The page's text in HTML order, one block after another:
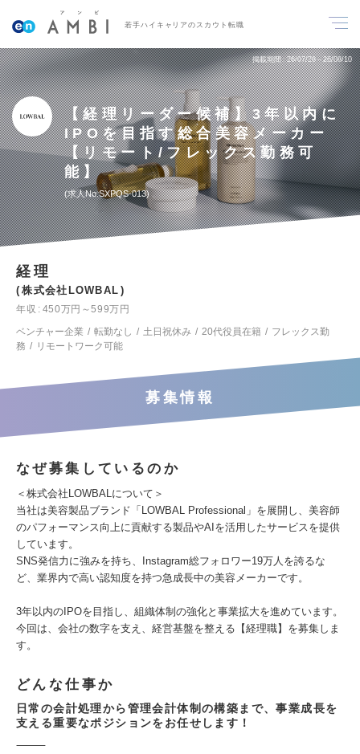
若手ハイキャリアのスカウト転職
掲載期間 26/07/28～26/08/10
【経理リーダー候補】3年以内に
IPOを目指す総合美容メーカー
【リモート/フレックス勤務可
能】
求人No.SXPQS-013
経理
株式会社LOWBAL
年収
450万円～599万円
ベンチャー企業
転勤なし 土日祝休み 20代役員在籍
フレックス勤
務
リモートワーク可能
募集情報
なぜ募集しているのか
＜株式会社LOWBALについて＞
当社は美容製品ブランド「LOWBAL Professional」を展開し、美容師
のパフォーマンス向上に貢献する製品やAIを活用したサービスを提供
しています。
SNS発信力に強みを持ち、Instagram総フォロワー19万人を誇るな
ど、業界内で高い認知度を持つ急成長中の美容メーカーです。
3年以内のIPOを目指し、組織体制の強化と事業拡大を進めています。
今回は、会社の数字を支え、経営基盤を整える【経理職】を募集しま
す。
どんな仕事か
日常の会計処理から管理会計体制の構築まで、事業成長を
支える重要なポジションをお任せします！
⸻